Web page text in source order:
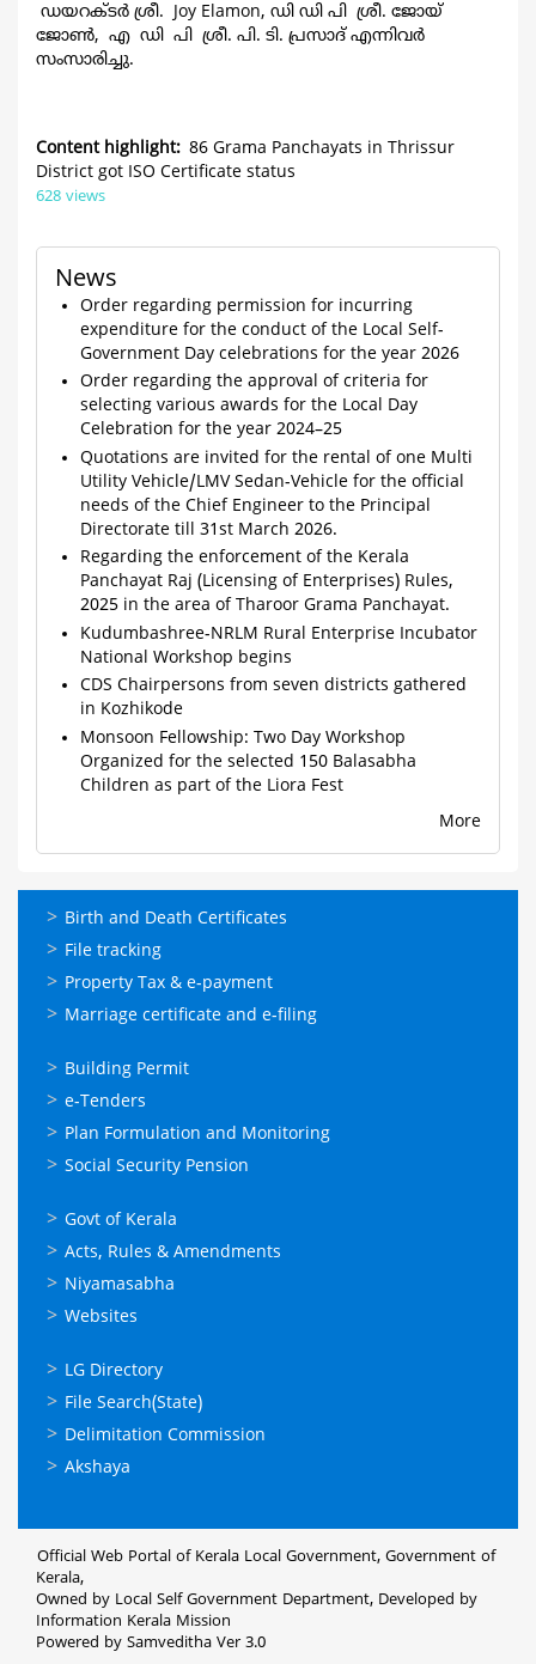
ഡയറക്ടർ ശ്രീ. Joy Elamon, ഡി ഡി പി ശ്രീ. ജോയ്
ജോൺ, എ ഡി പി ശ്രീ. പി. ടി. പ്രസാദ് എന്നിവർ
സംസാരിച്ചു.
Content highlight
86 Grama Panchayats in Thrissur
District got ISO Certificate status
628 views
News
Order regarding permission for incurring
expenditure for the conduct of the Local Self-
Government Day celebrations for the year 2026
Order regarding the approval of criteria for
selecting various awards for the Local Day
Celebration for the year 2024–25
Quotations are invited for the rental of one Multi
Utility Vehicle/LMV Sedan-Vehicle for the official
needs of the Chief Engineer to the Principal
Directorate till 31st March 2026.
Regarding the enforcement of the Kerala
Panchayat Raj (Licensing of Enterprises) Rules,
2025 in the area of Tharoor Grama Panchayat.
Kudumbashree-NRLM Rural Enterprise Incubator
National Workshop begins
CDS Chairpersons from seven districts gathered
in Kozhikode
Monsoon Fellowship: Two Day Workshop
Organized for the selected 150 Balasabha
Children as part of the Liora Fest
More
ഓണ്‍ലൈന്‍
സേവനങ്ങള്‍
Birth and Death Certificates
File tracking
Property Tax & e-payment
Marriage certificate and e-filing
ഓണ്‍ലൈന്‍
സേവനങ്ങള്‍
Building Permit
e-Tenders
Plan Formulation and Monitoring
Social Security Pension
ഉപയോഗപ്രദമായ
കണ്ണികള്‍
Govt of Kerala
Acts, Rules & Amendments
Niyamasabha
Websites
ഉപയോഗപ്രദമായ
കണ്ണികള്‍
LG Directory
File Search(State)
Delimitation Commission
Akshaya
Official Web Portal of Kerala Local Government, Government of
Kerala,
Owned by Local Self Government Department, Developed by
Information Kerala Mission
Powered by Samveditha Ver 3.0